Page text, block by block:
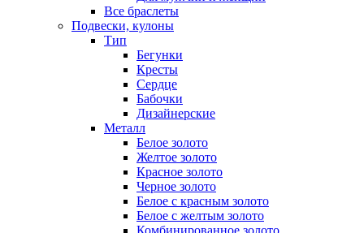
Все браслеты
Подвески, кулоны
Тип
Бегунки
Кресты
Сердце
Бабочки
Дизайнерские
Металл
Белое золото
Желтое золото
Красное золото
Черное золото
Белое с красным золото
Белое с желтым золото
Комбинированное золото